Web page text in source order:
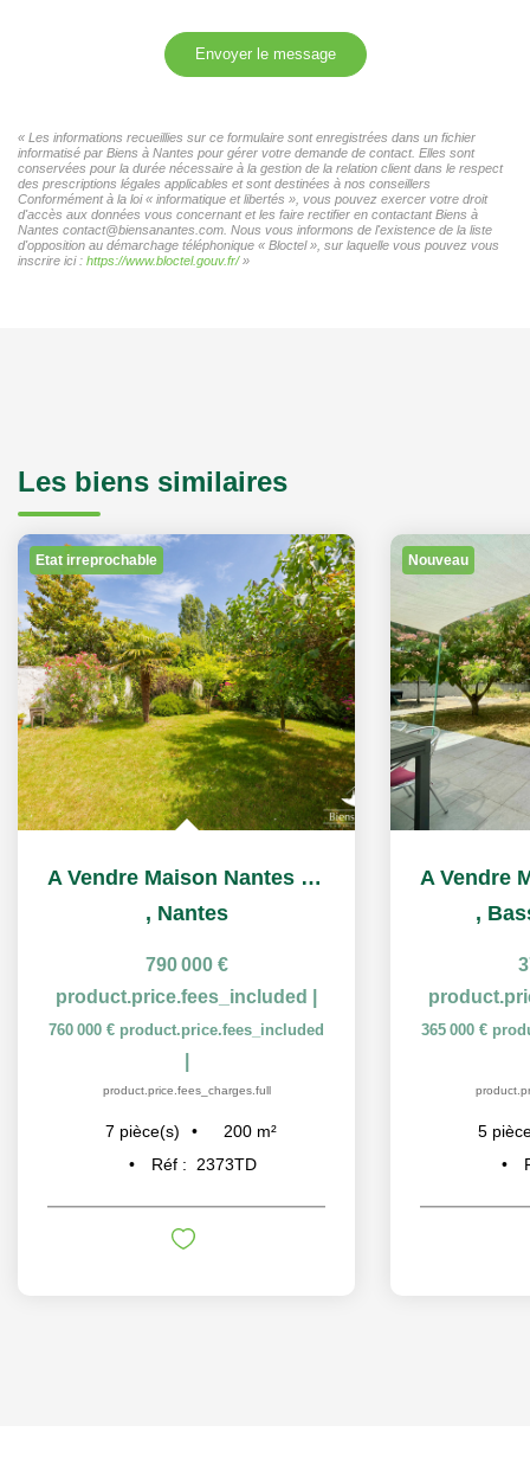
Envoyer le message
« Les informations recueillies sur ce formulaire sont enregistrées dans un fichier
informatisé par Biens à Nantes pour gérer votre demande de contact. Elles sont
conservées pour la durée nécessaire à la gestion de la relation client dans le respect
des prescriptions légales applicables et sont destinées à nos conseillers
Conformément à la loi « informatique et libertés », vous pouvez exercer votre droit
d'accès aux données vous concernant et les faire rectifier en contactant Biens à
Nantes contact@biensanantes.com. Nous vous informons de l'existence de la liste
d'opposition au démarchage téléphonique « Bloctel », sur laquelle vous pouvez vous
inscrire ici : https://www.bloctel.gouv.fr/»
Les biens similaires
Etat irreprochable
A Vendre Maison Nantes Sainte Thérèse
, Nantes
790 000 €
product.price.fees_included
760 000 € product.price.fees_included
product.price.fees_charges.full
7 pièce(s) 200 m²
Réf :
2373TD
Nouveau
,
365 000 €
5